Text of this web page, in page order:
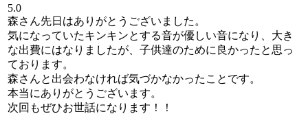
5.0
森さん先日はありがとうございました。
気になっていたキンキンとする音が優しい音になり、大き
な出費にはなりましたが、子供達のために良かったと思っ
ております。
森さんと出会わなければ気づかなかったことです。
本当にありがとうございます。
次回もぜひお世話になります！！